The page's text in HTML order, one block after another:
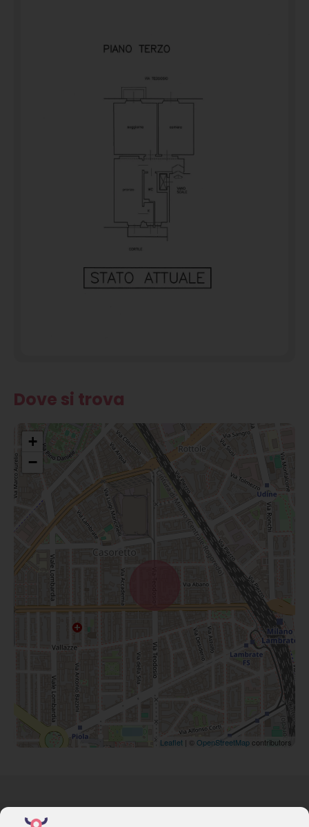
Dove si trova
+
−
Leaflet | © OpenStreetMapcontributors
Via F. Lippi, 17 – Milano